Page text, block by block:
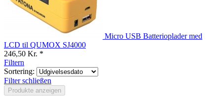
Micro USB Batterioplader med
LCD til QUMOX SJ4000
246,50 Kr. *
Filtern
Sortering:
Filter schließen
Produkte anzeigen